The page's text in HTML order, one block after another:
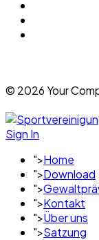
© 2026 Your
Sign In
">Home
">Download
">
">Kontakt
">Über uns
">Satzung